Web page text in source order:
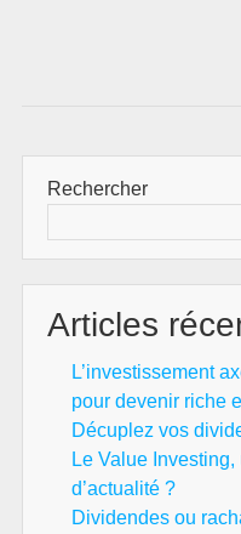
Rechercher
Articles
L’investissement
pour devenir riche
Décuplez vos
Le Value
d’actualité ?
Dividendes ou